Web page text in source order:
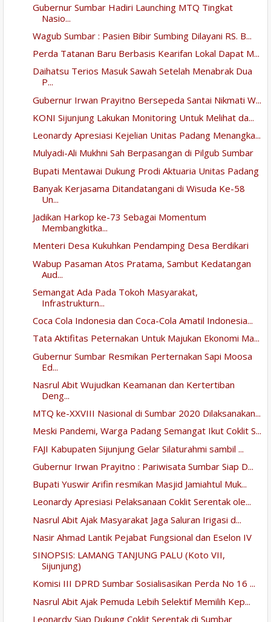
Gubernur Sumbar Hadiri Launching MTQ Tingkat
Nasio...
Wagub Sumbar : Pasien Bibir Sumbing Dilayani RS. B...
Perda Tatanan Baru Berbasis Kearifan Lokal Dapat M...
Daihatsu Terios Masuk Sawah Setelah Menabrak Dua
P...
Gubernur Irwan Prayitno Bersepeda Santai Nikmati W...
KONI Sijunjung Lakukan Monitoring Untuk Melihat da...
Leonardy Apresiasi Kejelian Unitas Padang Menangka...
Mulyadi-Ali Mukhni Sah Berpasangan di Pilgub Sumbar
Bupati Mentawai Dukung Prodi Aktuaria Unitas Padang
Banyak Kerjasama Ditandatangani di Wisuda Ke-58
Un...
Jadikan Harkop ke-73 Sebagai Momentum
Membangkitka...
Menteri Desa Kukuhkan Pendamping Desa Berdikari
Wabup Pasaman Atos Pratama, Sambut Kedatangan
Aud...
Semangat Ada Pada Tokoh Masyarakat,
Infrastrukturn...
Coca Cola Indonesia dan Coca-Cola Amatil Indonesia...
Tata Aktifitas Peternakan Untuk Majukan Ekonomi Ma...
Gubernur Sumbar Resmikan Perternakan Sapi Moosa
Ed...
Nasrul Abit Wujudkan Keamanan dan Kertertiban
Deng...
MTQ ke-XXVIII Nasional di Sumbar 2020 Dilaksanakan...
Meski Pandemi, Warga Padang Semangat Ikut Coklit S...
FAJI Kabupaten Sijunjung Gelar Silaturahmi sambil ...
Gubernur Irwan Prayitno : Pariwisata Sumbar Siap D...
Bupati Yuswir Arifin resmikan Masjid Jamiahtul Muk...
Leonardy Apresiasi Pelaksanaan Coklit Serentak ole...
Nasrul Abit Ajak Masyarakat Jaga Saluran Irigasi d...
Nasir Ahmad Lantik Pejabat Fungsional dan Eselon IV
SINOPSIS: LAMANG TANJUNG PALU (Koto VII,
Sijunjung)
Komisi III DPRD Sumbar Sosialisasikan Perda No 16 ...
Nasrul Abit Ajak Pemuda Lebih Selektif Memilih Kep...
Leonardy Siap Dukung Coklit Serentak di Sumbar